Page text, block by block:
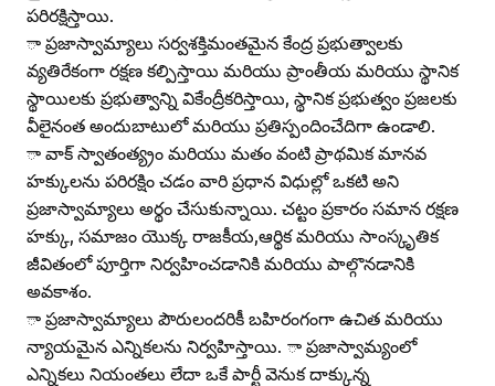
పరిరక్షిస్తాయి.
ా ప్రజాస్వామ్యాలు సర్వశక్తిమంతమైన కేంద్ర ప్రభుత్వాలకు
వ్యతిరేకంగా రక్షణ కల్పిస్తాయి మరియు ప్రాంతీయ మరియు స్థానిక
స్థాయిలకు ప్రభుత్వాన్ని వికేంద్రీకరిస్తాయి, స్థానిక ప్రభుత్వం ప్రజలకు
వీలైనంత అందుబాటులో మరియు ప్రతిస్పందించేదిగా ఉండాలి.
ా వాక్‌ స్వాతంత్య్రం మరియు మతం వంటి ప్రాథమిక మానవ
హక్కులను పరిరక్షిం చడం వారి ప్రధాన విధుల్లో ఒకటి అని
ప్రజాస్వామ్యాలు అర్థం చేసుకున్నాయి. చట్టం ప్రకారం సమాన రక్షణ
హక్కు, సమాజం యొక్క రాజకీయ,ఆర్థిక మరియు సాంస్కృతిక
జీవితంలో పూర్తిగా నిర్వహించడానికి మరియు పాల్గొనడానికి
అవకాశం.
ా ప్రజాస్వామ్యాలు పౌరులందరికీ బహిరంగంగా ఉచిత మరియు
న్యాయమైన ఎన్నికలను నిర్వహిస్తాయి. ా ప్రజాస్వామ్యంలో
ఎన్నికలు నియంతలు లేదా ఒకే పార్టీ వెనుక దాక్కున్న